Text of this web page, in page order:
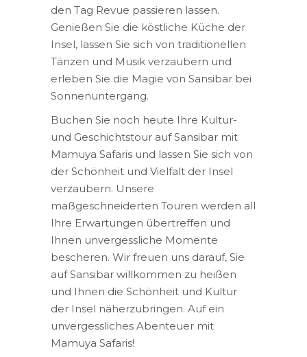
den Tag Revue passieren lassen.
Genießen Sie die köstliche Küche der
Insel, lassen Sie sich von traditionellen
Tänzen und Musik verzaubern und
erleben Sie die Magie von Sansibar bei
Sonnenuntergang.
Buchen Sie noch heute Ihre Kultur-
und Geschichtstour auf Sansibar mit
Mamuya Safaris und lassen Sie sich von
der Schönheit und Vielfalt der Insel
verzaubern. Unsere
maßgeschneiderten Touren werden all
Ihre Erwartungen übertreffen und
Ihnen unvergessliche Momente
bescheren. Wir freuen uns darauf, Sie
auf Sansibar willkommen zu heißen
und Ihnen die Schönheit und Kultur
der Insel näherzubringen. Auf ein
unvergessliches Abenteuer mit
Mamuya Safaris!